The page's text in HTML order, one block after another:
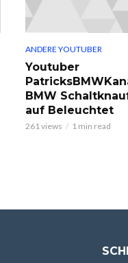
ANDERE YOUTUBER
Youtuber
BMW
auf Beleuchtet
261 views 1 min read